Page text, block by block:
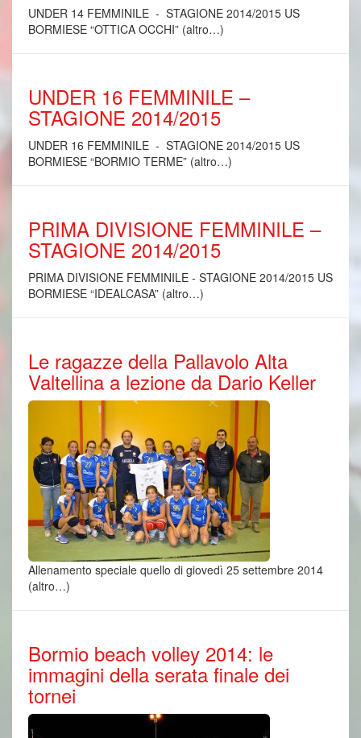
UNDER 14 FEMMINILE - STAGIONE 2014/2015 US
BORMIESE “OTTICA OCCHI” (altro…)
UNDER 16 FEMMINILE –
STAGIONE 2014/2015
UNDER 16 FEMMINILE - STAGIONE 2014/2015 US
BORMIESE “BORMIO TERME” (altro…)
PRIMA DIVISIONE FEMMINILE –
STAGIONE 2014/2015
PRIMA DIVISIONE FEMMINILE - STAGIONE 2014/2015 US
BORMIESE “IDEALCASA” (altro…)
Le ragazze della Pallavolo Alta
Valtellina a lezione da Dario Keller
Allenamento speciale quello di giovedì 25 settembre 2014
(altro…)
Bormio beach volley 2014: le
immagini della serata finale dei
tornei